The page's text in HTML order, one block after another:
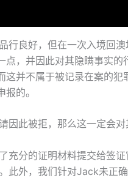
行良好，但在一次入境回
点，并因此对其隐瞒事实
这并不属于被记录在案的
的。
因此被拒，那么这一定会
充分的证明材料提交给签
此外，我们针对Jack未正